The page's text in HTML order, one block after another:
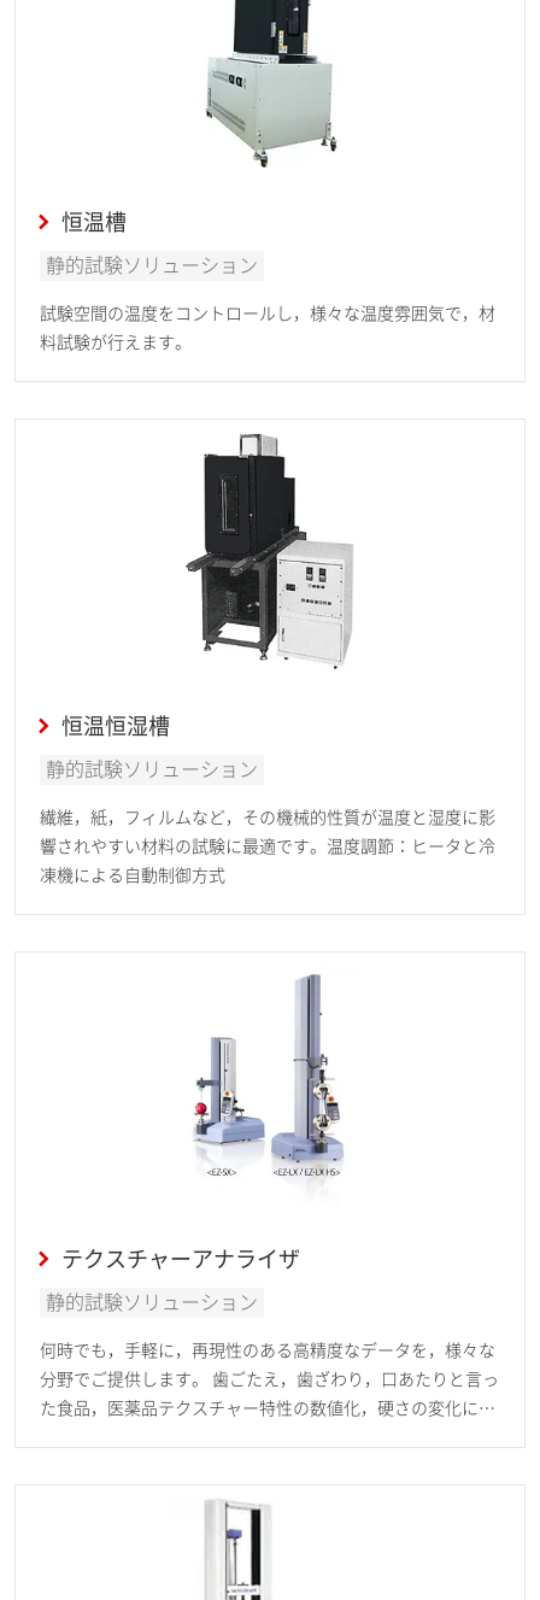
恒温槽
静的試験ソリューション
試験空間の温度をコントロールし，様々な温度雰囲気で，材
料試験が行えます。
恒温恒湿槽
静的試験ソリューション
繊維，紙，フィルムなど，その機械的性質が温度と湿度に影
響されやすい材料の試験に最適です。温度調節：ヒータと冷
凍機による自動制御方式
テクスチャーアナライザ
静的試験ソリューション
何時でも，手軽に，再現性のある高精度なデータを，様々な
分野でご提供します。 歯ごたえ，歯ざわり，口あたりと言っ
た食品，医薬品テクスチャー特性の数値化，硬さの変化によ